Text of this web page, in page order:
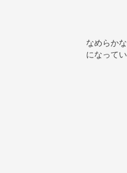
なめらか
になってい